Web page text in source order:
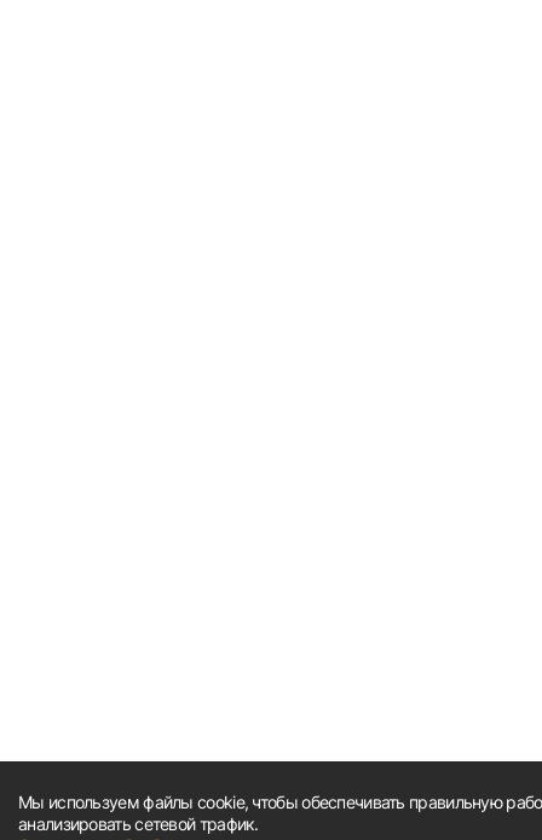
Мы используем файлы cookie, чтобы обеспечивать правильную
анализировать сетевой трафик.